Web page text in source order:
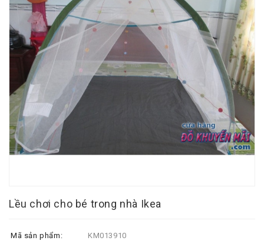
Lều chơi cho bé trong nhà Ikea
Mã sản phẩm:
KM013910